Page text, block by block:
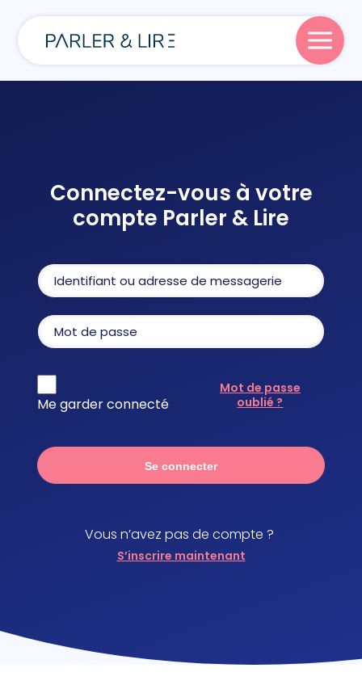
Écrire
Blog
À propos
Connectez-vous à votre
compte Parler & Lire
Me garder connecté
Mot de passe
oublié ?
Se connecter
Vous n’avez pas de compte ?
S’inscrire maintenant